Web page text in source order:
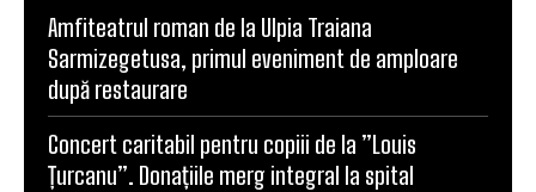
Amfiteatrul roman de la Ulpia Traiana
Sarmizegetusa, primul eveniment de amploare
după restaurare
Concert caritabil pentru copiii de la ”Louis
Țurcanu”. Donațiile merg integral la spital